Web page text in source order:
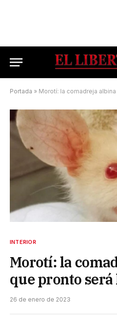
Portada » Morotí: la comadreja
INTERIOR
Morotí: la
que pronto
26 de enero de 2023